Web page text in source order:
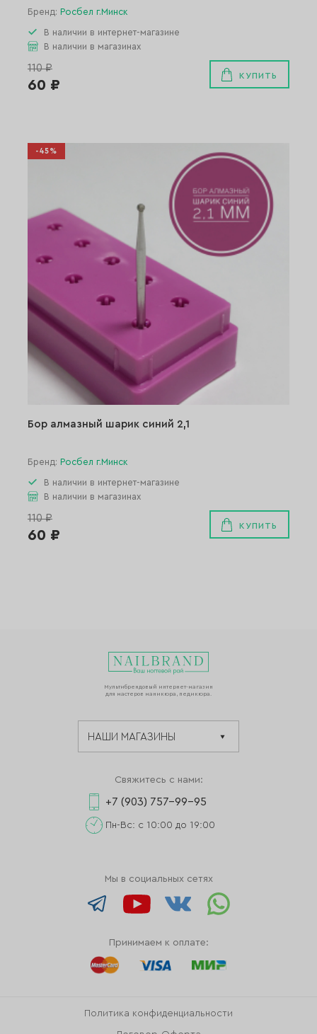
Бренд: Росбел г.Минск
В наличии в интернет-магазине
В наличии в магазинах
110 ₽
60 ₽
КУПИТЬ
-45%
Бор алмазный шарик синий 2,1
Бренд: Росбел г.Минск
В наличии в интернет-магазине
В наличии в магазинах
110 ₽
60 ₽
КУПИТЬ
Мультибрендовый интернет-магазин
для мастеров маникюра, педикюра.
Свяжитесь с нами:
+7 (903) 757-99-95
Пн-Вс: с 10:00 до 19:00
Мы в социальных сетях
Принимаем к оплате:
Политика конфиденциальности